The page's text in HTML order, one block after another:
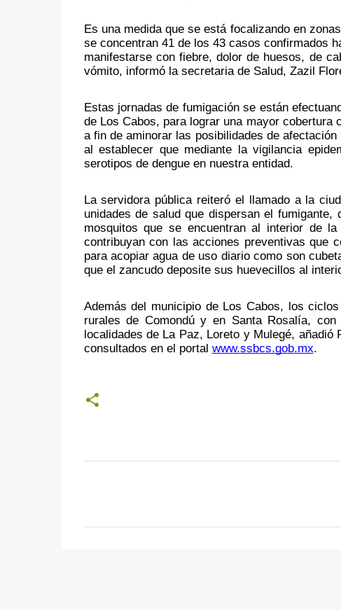
Es una medida que se está focalizando en
se concentran 41 de los 43 casos confirmados
manifestarse con fiebre, dolor de huesos, de
vómito, informó la secretaria de Salud, Zazil
Estas jornadas de fumigación se están
de Los Cabos, para lograr una mayor
a fin de aminorar las posibilidades de
al establecer que mediante la vigilancia
serotipos de dengue en nuestra entidad.
La servidora pública reiteró el llamado a la
unidades de salud que dispersan el
mosquitos que se encuentran al interior de
contribuyan con las acciones preventivas que
para acopiar agua de uso diario como son
que el zancudo deposite sus huevecillos al
Además del municipio de Los Cabos, los
rurales de Comondú y en Santa Rosalía,
localidades de La Paz, Loreto y Mulegé,
consultados en el portal www.ssbcs.gob.mx.